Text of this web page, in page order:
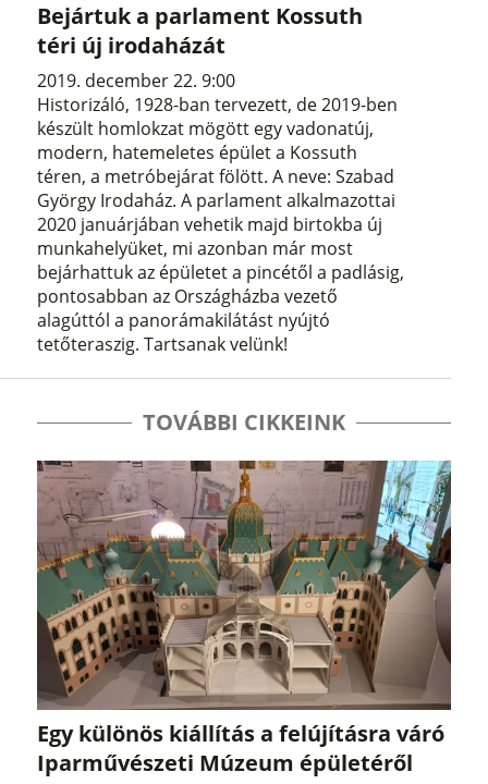
Bejártuk a parlament Kossuth
téri új irodaházát
2019. december 22. 9:00
Historizáló, 1928-ban tervezett, de 2019-ben
készült homlokzat mögött egy vadonatúj,
modern, hatemeletes épület a Kossuth
téren, a metróbejárat fölött. A neve: Szabad
György Irodaház. A parlament alkalmazottai
2020 januárjában vehetik majd birtokba új
munkahelyüket, mi azonban már most
bejárhattuk az épületet a pincétől a padlásig,
pontosabban az Országházba vezető
alagúttól a panorámakilátást nyújtó
tetőteraszig. Tartsanak velünk!
TOVÁBBI CIKKEINK
Egy különös kiállítás a felújításra váró
Iparművészeti Múzeum épületéről